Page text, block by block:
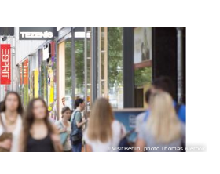
visitBerlin, photo Thomas Kierock